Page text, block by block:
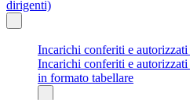
dirigenti)
Incarichi conferiti e
Incarichi conferiti e
in formato tabellare